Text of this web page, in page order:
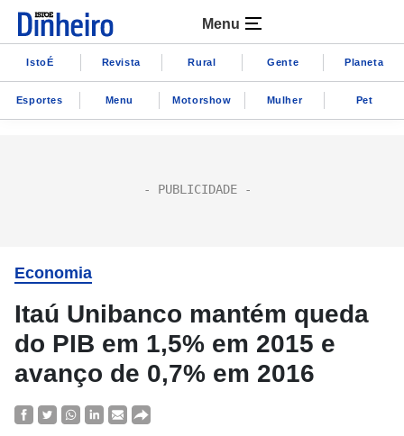
Menu
IstoÉ Revista Rural Gente Planeta
Esportes Menu Motorshow Mulher Pet
Economia
Itaú Unibanco mantém queda
do PIB em 1,5% em 2015 e
avanço de 0,7% em 2016